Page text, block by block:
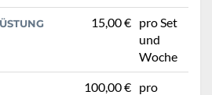
15,00 € pro Set
und
Woche
100,00 € pro